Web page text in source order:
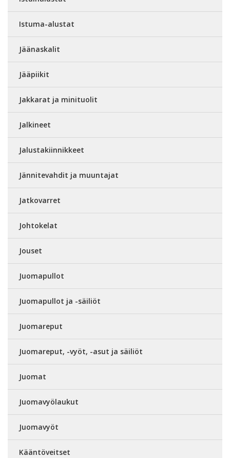
Istuma-alustat
Jäänaskalit
Jääpiikit
Jakkarat ja minituolit
Jalkineet
Jalustakiinnikkeet
Jännitevahdit ja muuntajat
Jatkovarret
Johtokelat
Jouset
Juomapullot
Juomapullot ja -säiliöt
Juomareput
Juomareput, -vyöt, -asut ja säiliöt
Juomat
Juomavyölaukut
Juomavyöt
Kääntöveitset